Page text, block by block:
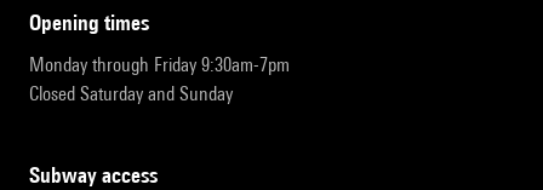
opening times
Monday through Friday 9:30am-7pm
Closed Saturday and Sunday
subway access